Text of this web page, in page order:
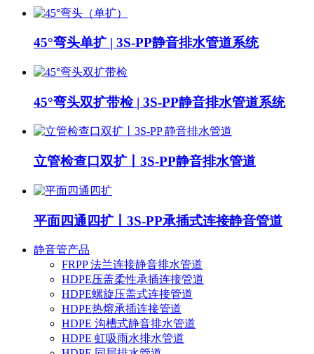
45°弯头单扩 | 3S-PP静音排水管道系统
45°弯头双扩带检 | 3S-PP静音排水管道系统
立管检查口双扩丨3S-PP静音排水管道
平面四通四扩丨3S-PP承插式连接静音管道
静音管产品
FRPP 法兰连接静音排水管道
HDPE压盖柔性承插连接管道
HDPE螺旋压盖式连接管道
HDPE热熔承插连接管道
HDPE 沟槽式静音排水管道
HDPE 虹吸雨水排水管道